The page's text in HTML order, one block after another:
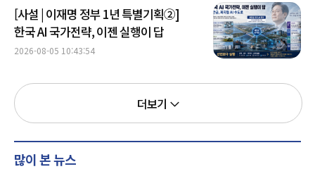
[사설 | 이재명 정부 1년 특별기획②]
한국 AI 국가전략, 이젠 실행이 답
2026-08-05 10:43:54
더보기
많이 본 뉴스